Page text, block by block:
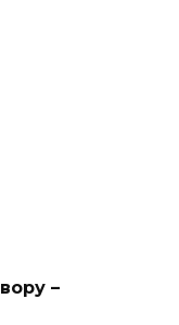
–